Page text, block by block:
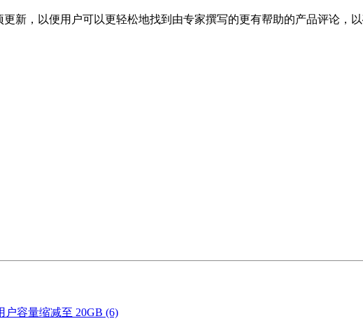
新，以便用户可以更轻松地找到由专家撰写的更有帮助的产品评论，
容量缩减至 20GB (6)